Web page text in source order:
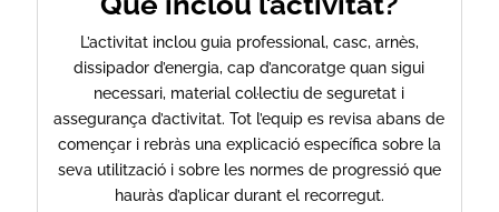
L’activitat inclou guia professional, casc, arnès,
dissipador d’energia, cap d’ancoratge quan sigui
necessari, material col·lectiu de seguretat i
assegurança d’activitat. Tot l’equip es revisa abans de
començar i rebràs una explicació específica sobre la
seva utilització i sobre les normes de progressió que
hauràs d’aplicar durant el recorregut.